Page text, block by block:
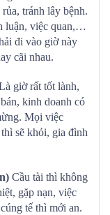
tránh lây bệnh.
luận, việc quan,…
đi vào giờ này
cãi nhau.
giờ rất tốt lành,
kinh doanh có
Mọi việc
sẽ khỏi, gia đình
Cầu tài thì không
gặp nạn, việc
tế thì mới an.